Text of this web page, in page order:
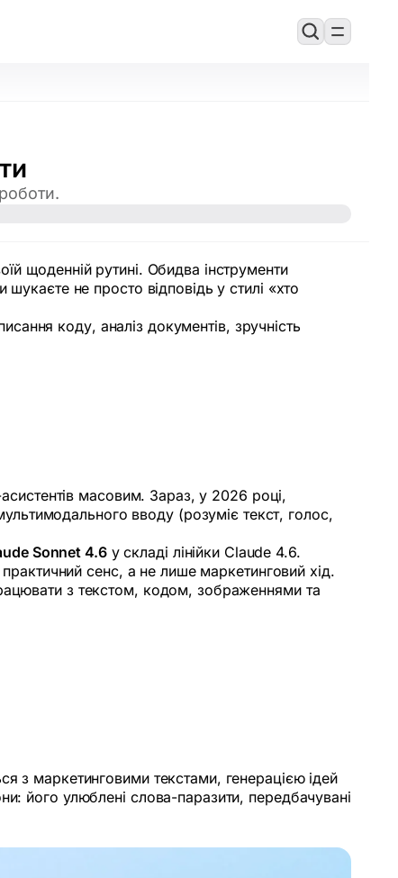
щоденній рутині. Обидва інструменти
не просто відповідь у стилі «хто
коду, аналіз документів, зручність
масовим. Зараз, у 2026 році,
вводу (розуміє текст, голос,
Sonnet 4.6у складі лінійки Claude 4.6.
сенс, а не лише маркетинговий хід.
з текстом, кодом, зображеннями та
з маркетинговими текстами, генерацією ідей
його улюблені слова-паразити, передбачувані